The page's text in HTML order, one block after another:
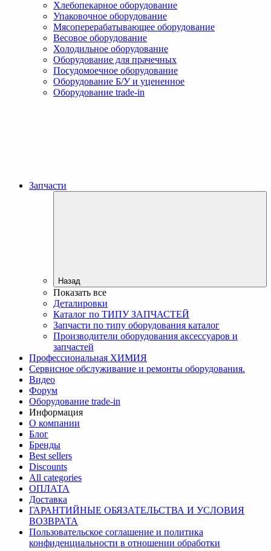
Хлебопекарное оборудование
Упаковочное оборудование
Мясоперерабатывающее оборудование
Весовое оборудование
Холодильное оборудование
Оборудование для прачечных
Посудомоечное оборудование
Оборудование Б/У и уцененное
Оборудование trade-in
Запчасти
Назад
Показать все
Деталировки
Каталог по ТИПУ ЗАПЧАСТЕЙ
Запчасти по типу оборудования каталог
Производители оборудования аксессуаров и
запчастей
Профессиональная ХИМИЯ
Сервисное обслуживание и ремонты оборудования.
Видео
Форум
Оборудование trade-in
Информация
О компании
Блог
Бренды
Best sellers
Discounts
All categories
ОПЛАТА
Доставка
ГАРАНТИЙНЫЕ ОБЯЗАТЕЛЬСТВА И УСЛОВИЯ
ВОЗВРАТА
Пользовательское соглашение и политика
конфиденциальности в отношении обработки